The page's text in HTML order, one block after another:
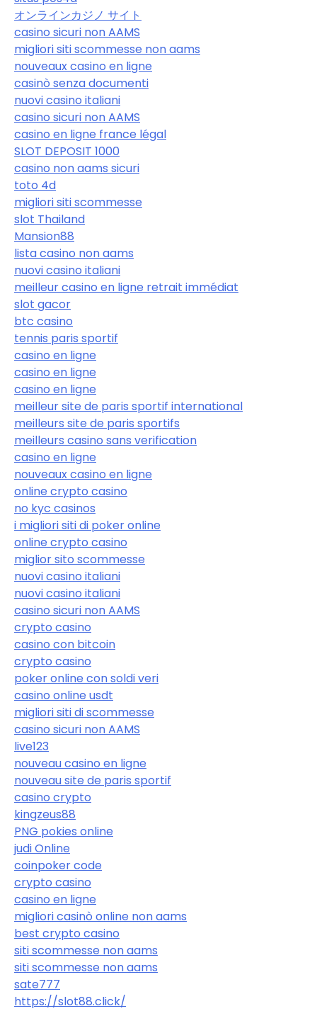
オンラインカジノ サイト
casino sicuri non AAMS
migliori siti scommesse non aams
nouveaux casino en ligne
casinò senza documenti
nuovi casino italiani
casino sicuri non AAMS
casino en ligne france légal
SLOT DEPOSIT 1000
casino non aams sicuri
toto 4d
migliori siti scommesse
slot Thailand
Mansion88
lista casino non aams
nuovi casino italiani
meilleur casino en ligne retrait immédiat
slot gacor
btc casino
tennis paris sportif
casino en ligne
casino en ligne
casino en ligne
meilleur site de paris sportif international
meilleurs site de paris sportifs
meilleurs casino sans verification
casino en ligne
nouveaux casino en ligne
online crypto casino
no kyc casinos
i migliori siti di poker online
online crypto casino
miglior sito scommesse
nuovi casino italiani
nuovi casino italiani
casino sicuri non AAMS
crypto casino
casino con bitcoin
crypto casino
poker online con soldi veri
casino online usdt
migliori siti di scommesse
casino sicuri non AAMS
live123
nouveau casino en ligne
nouveau site de paris sportif
casino crypto
kingzeus88
PNG pokies online
judi Online
coinpoker code
crypto casino
casino en ligne
migliori casinò online non aams
best crypto casino
siti scommesse non aams
siti scommesse non aams
sate777
https://slot88.click/